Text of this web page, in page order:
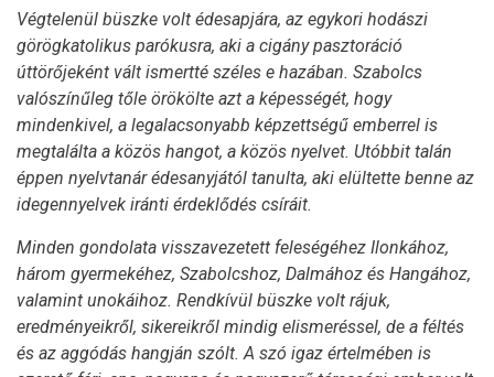
Végtelenül büszke volt édesapjára, az egykori hodászi
görögkatolikus parókusra, aki a cigány pasztoráció
úttörőjeként vált ismertté széles e hazában. Szabolcs
valószínűleg tőle örökölte azt a képességét, hogy
mindenkivel, a legalacsonyabb képzettségű emberrel is
megtalálta a közös hangot, a közös nyelvet. Utóbbit talán
éppen nyelvtanár édesanyjától tanulta, aki elültette benne az
idegennyelvek iránti érdeklődés csíráit.
Minden gondolata visszavezetett feleségéhez Ilonkához,
három gyermekéhez, Szabolcshoz, Dalmához és Hangához,
valamint unokáihoz. Rendkívül büszke volt rájuk,
eredményeikről, sikereikről mindig elismeréssel, de a féltés
és az aggódás hangján szólt. A szó igaz értelmében is